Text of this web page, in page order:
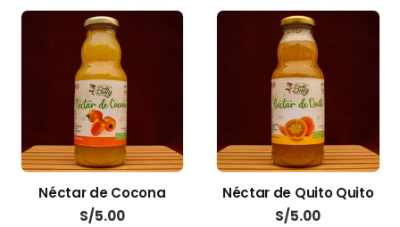
Néctar de Cocona
S/5.00
Néctar de Quito Quito
S/5.00